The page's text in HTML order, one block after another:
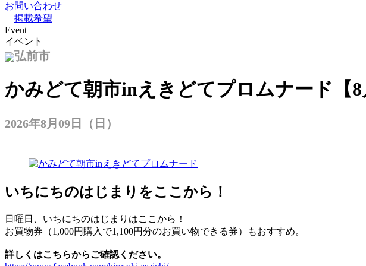
お問い合わせ
掲載希望
Event
イベント
弘前市
かみどて朝市inえきどてプロムナード【8
2026年8月09日（日）
いちにちのはじまりをここから！
日曜日、いちにちのはじまりはここから！
お買物券（1,000円購入で1,100円分のお買い物できる券）もおすすめ。
詳しくはこちらからご確認ください。